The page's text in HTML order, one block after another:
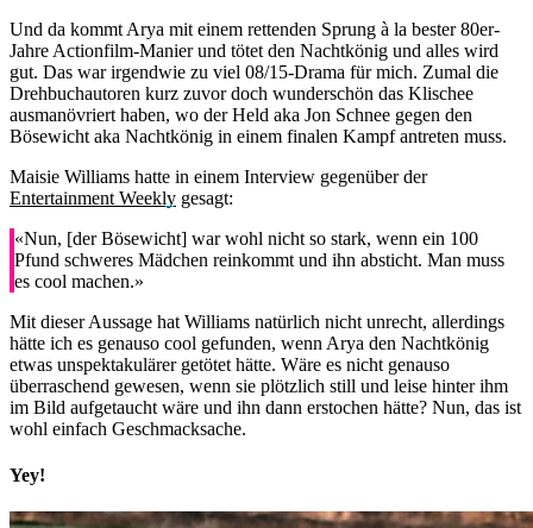
Und da kommt Arya mit einem rettenden Sprung à la bester 80er-
Jahre Actionfilm-Manier und tötet den Nachtkönig und alles wird
gut. Das war irgendwie zu viel 08/15-Drama für mich. Zumal die
Drehbuchautoren kurz zuvor doch wunderschön das Klischee
ausmanövriert haben, wo der Held aka Jon Schnee gegen den
Bösewicht aka Nachtkönig in einem finalen Kampf antreten muss.
Maisie Williams hatte in einem Interview gegenüber der
Entertainment Weekly gesagt:
«Nun, [der Bösewicht] war wohl nicht so stark, wenn ein 100
Pfund schweres Mädchen reinkommt und ihn absticht. Man muss
es cool machen.»
Mit dieser Aussage hat Williams natürlich nicht unrecht, allerdings
hätte ich es genauso cool gefunden, wenn Arya den Nachtkönig
etwas unspektakulärer getötet hätte. Wäre es nicht genauso
überraschend gewesen, wenn sie plötzlich still und leise hinter ihm
im Bild aufgetaucht wäre und ihn dann erstochen hätte? Nun, das ist
wohl einfach Geschmacksache.
Yey!